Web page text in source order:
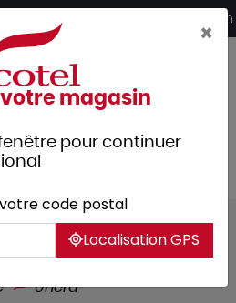
d’achat et retrait 2h en magasin
Unera
×
magasin
pour continuer
code postal
Localisation GPS